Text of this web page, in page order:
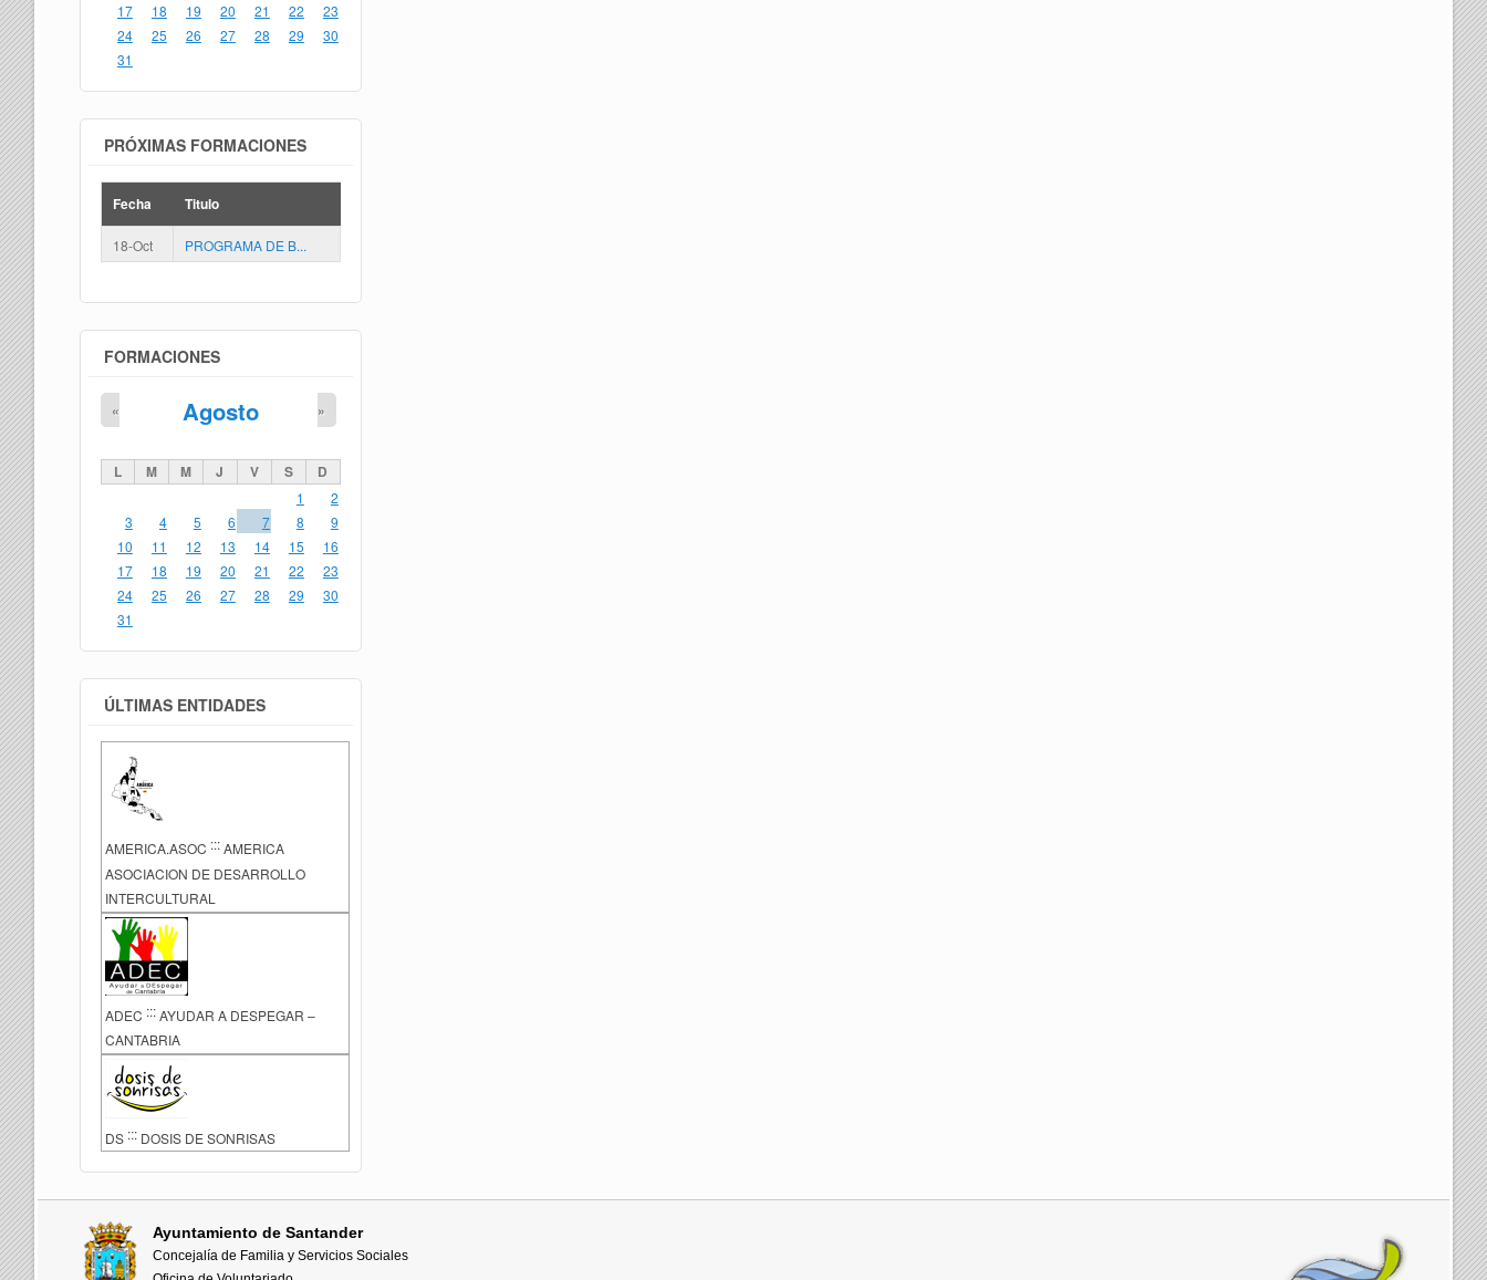
17
18 19 20 21 22
23
24
25 26 27 28 29
30
31
PRÓXIMAS FORMACIONES
Fecha Titulo
18-Oct PROGRAMA DE B...
FORMACIONES
Agosto
« »
L M M J V S D
1
2
3
4 5 6 7 8
9
10
11 12 13 14 15
16
17
18 19 20 21 22
23
24
25 26 27 28 29
30
31
ÚLTIMAS ENTIDADES
AMERICA.ASOC :::AMERICA
ASOCIACION DE DESARROLLO
INTERCULTURAL
ADEC ::: AYUDAR A DESPEGAR –
CANTABRIA
DS ::: DOSIS DE SONRISAS
Ayuntamiento de Santander
Concejalía de Familia y Servicios Sociales